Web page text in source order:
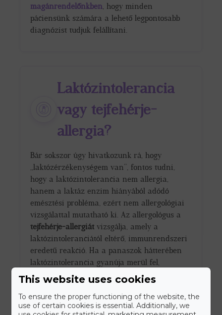
magánrendelőnkben , hogy minden
páciensünk számára a lehető legpontosabb
diagnózist tudjuk felállítani.
Laktózintolerancia
vagy tejfehérje-
allergia?
Bár sokszor úgy hivatkozunk rá, hogy
„laktózérzékenységem van”, fontos tudni,
hogy a laktózintolerancia nem allergia,
hanem a laktáz enzim hiányából adódó
emésztési probléma, ezért nem allergológiai
vizsgálattal mutatható ki. Az allergológus a
tejfehérje-allergiát vizsgálja, amely a
laktózintoleranciától eltérő, immunrendszeri
eredetű reakció. Ha a panaszok hátterében
laktózintolerancia gyanúja merül fel,
belgyógyászati szakrendelésünkön
szájnyálkahártya-mintából végzett genetikai
teszttel adunk pontos diagnózist.
This website uses cookies
To ensure the proper functioning of the website, the
use of certain cookies is essential. Additionally, we